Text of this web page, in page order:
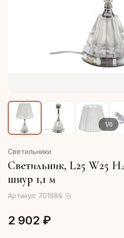
1/6
Светильники
Светильник, L25 W25
шнур 1,1 м
Артикул: 701986
2 902 ₽